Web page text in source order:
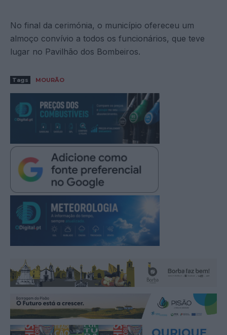
No final da cerimónia, o município ofereceu um
almoço convívio a todos os funcionários, que teve
lugar no Pavilhão dos Bombeiros.
Tags MOURÃO